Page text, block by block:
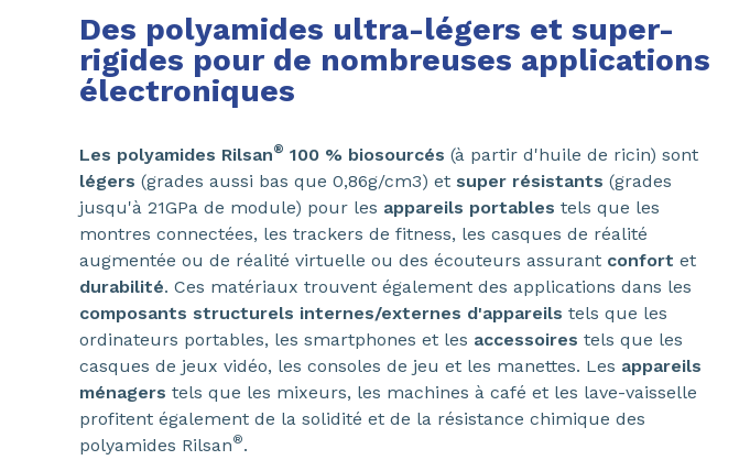
Des polyamides ultra-légers et super-
rigides pour de nombreuses applications
électroniques
Les polyamides Rilsan® 100 % biosourcés (à partir d'huile de ricin) sont
légers (grades aussi bas que 0,86g/cm3) et super résistants (grades
jusqu'à 21GPa de module) pour les appareils portables tels que les
montres connectées, les trackers de fitness, les casques de réalité
augmentée ou de réalité virtuelle ou des écouteurs assurant confort et
durabilité. Ces matériaux trouvent également des applications dans les
composants structurels internes/externes d'appareils tels que les
ordinateurs portables, les smartphones et les accessoires tels que les
casques de jeux vidéo, les consoles de jeu et les manettes. Les appareils
ménagers tels que les mixeurs, les machines à café et les lave-vaisselle
profitent également de la solidité et de la résistance chimique des
polyamides Rilsan®.